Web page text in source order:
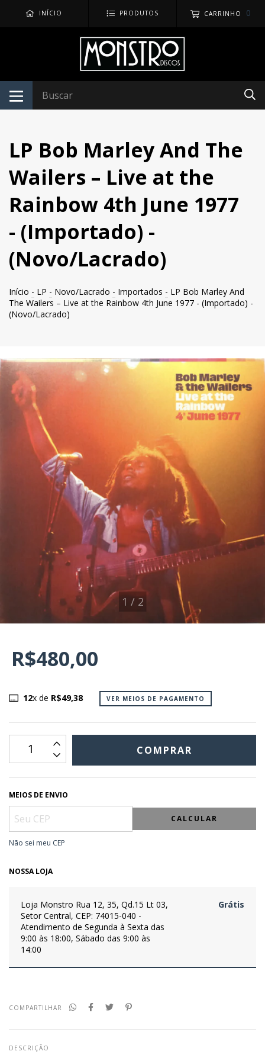
INÍCIO PRODUTOS CARRINHO 0
LP Bob Marley And The
Wailers – Live at the
Rainbow 4th June 1977
- (Importado) -
(Novo/Lacrado)
Início - LP - Novo/Lacrado - Importados - LP Bob Marley And
The Wailers – Live at the Rainbow 4th June 1977 - (Importado) -
(Novo/Lacrado)
1 / 2
R$480,00
12x de R$49,38 VER MEIOS DE PAGAMENTO
MEIOS DE ENVIO
CALCULAR
Não sei meu CEP
NOSSA LOJA
Loja Monstro Rua 12, 35, Qd.15 Lt 03,
Setor Central, CEP: 74015-040 -
Atendimento de Segunda à Sexta das
9:00 às 18:00, Sábado das 9:00 às
14:00
Grátis
COMPARTILHAR
DESCRIÇÃO